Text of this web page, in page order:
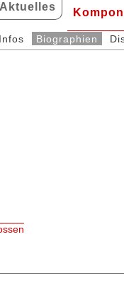
Aktuelles
Biographien